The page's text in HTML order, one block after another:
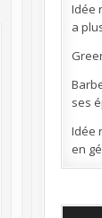
Idée
a
ses
Idée
en